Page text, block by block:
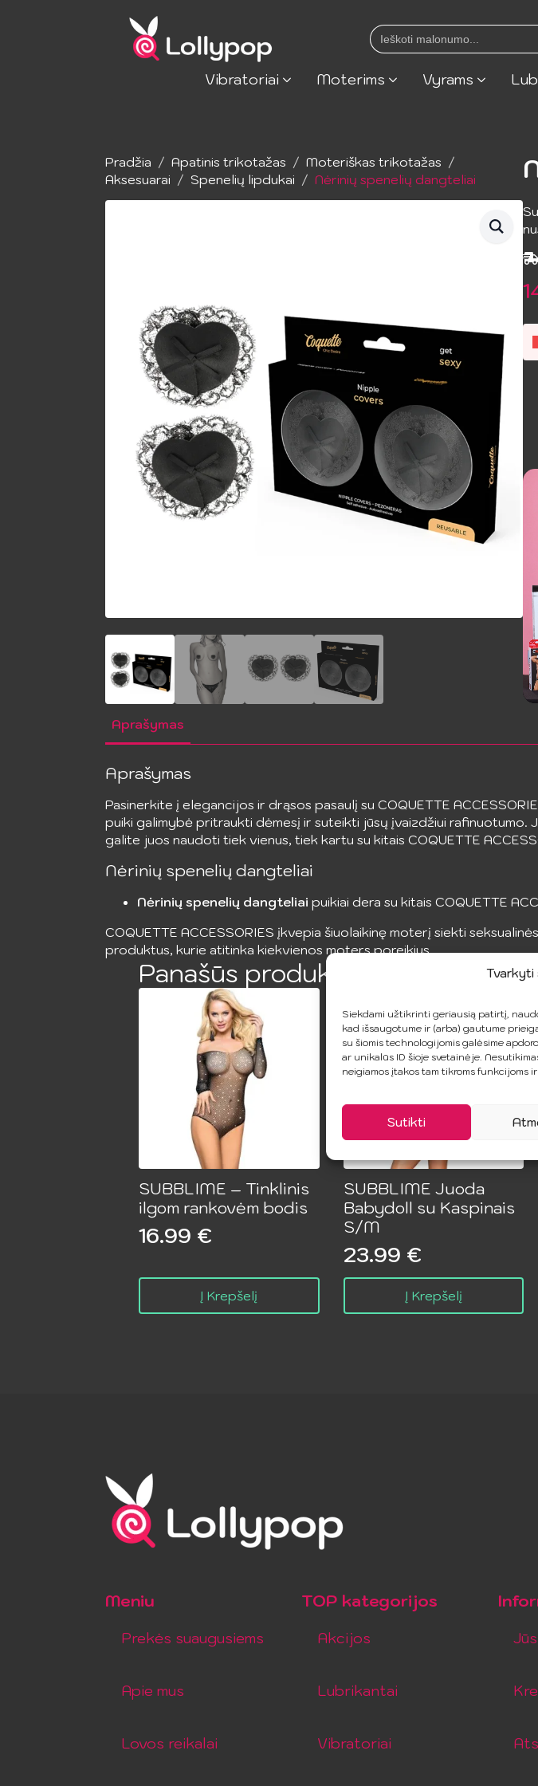
Tvarkyti
Siekdami užtikrinti geriausią patirtį,
kad išsaugotume ir (arba) gautume
su šiomis technologijomis galėsime
ar unikalūs ID šioje svetainėje.
neigiamos įtakos tam tikroms funkcijoms
Sutikti
Search
for:
Vibratoriai Moterims Vyrams
Pradžia Apatinis trikotažas
Moteriškas trikotažas
Aksesuarai
Spenelių lipdukai Nėrinių spenelių dangteliai
Aprašymas
Aprašymas
Pasinerkite į elegancijos ir drąsos pasaulį su COQUETTE
puiki galimybė pritraukti dėmesį ir suteikti jūsų įvaizdžiui rafinuotumo.
galite juos naudoti tiek vienus, tiek kartu su kitais COQUETTE
Nėrinių spenelių dangteliai
Nėrinių spenelių dangteliai puikiai dera su kitais COQUETTE
COQUETTE ACCESSORIES įkvepia šiuolaikinę moterį siekti
produktus, kurie atitinka kiekvienos moters poreikius.
Panašūs produktai
SUBBLIME – Tinklinis
ilgom rankovėm bodis
16.99 €
Į Krepšelį
SUBBLIME Juoda
Babydoll su Kaspinais
S/M
23.99 €
Į Krepšelį
Meniu
Prekės suaugusiems
Apie mus
Lovos reikalai
TOP kategorijos
Akcijos
Lubrikantai
Vibratoriai